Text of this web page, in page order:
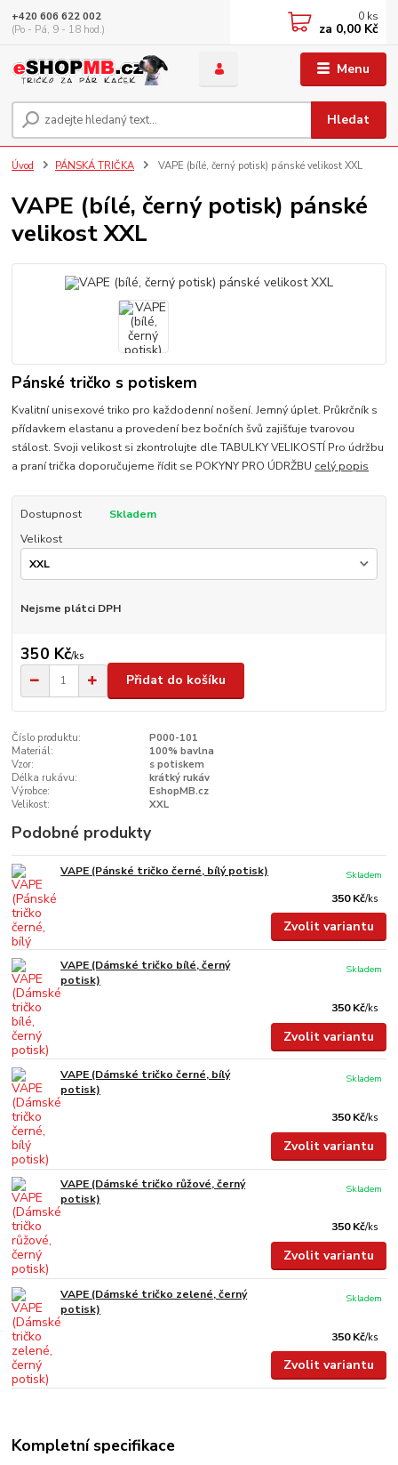
Menu
Hledat
+420 606 622 002
(Po - Pá, 9 - 18 hod.)
0 ks
za 0,00 Kč
Úvod PÁNSKÁ TRIČKA VAPE (bílé, černý potisk) pánské velikost XXL
VAPE (bílé, černý potisk) pánské
velikost XXL
Pánské tričko s potiskem
Kvalitní unisexové triko pro každodenní nošení. Jemný úplet. Průkrčník s
přídavkem elastanu a provedení bez bočních švů zajišťuje tvarovou
stálost. Svoji velikost si zkontrolujte dle TABULKY VELIKOSTÍ Pro údržbu
a praní trička doporučujeme řídit se POKYNY PRO ÚDRŽBU celý popis
Dostupnost
Skladem
Velikost
Nejsme plátci DPH
350 Kč/ks
Přidat do košíku
Číslo produktu:
P000-101
Materiál:
100% bavlna
Vzor:
s potiskem
Délka rukávu:
krátký rukáv
Výrobce:
EshopMB.cz
Velikost:
XXL
Podobné produkty
VAPE (Pánské tričko černé, bílý potisk)
350 Kč/ks
Skladem
Zvolit variantu
VAPE (Dámské tričko bílé, černý
potisk)
350 Kč/ks
Skladem
Zvolit variantu
VAPE (Dámské tričko černé, bílý
potisk)
350 Kč/ks
Skladem
Zvolit variantu
VAPE (Dámské tričko růžové, černý
potisk)
350 Kč/ks
Skladem
Zvolit variantu
VAPE (Dámské tričko zelené, černý
potisk)
350 Kč/ks
Skladem
Zvolit variantu
Kompletní specifikace